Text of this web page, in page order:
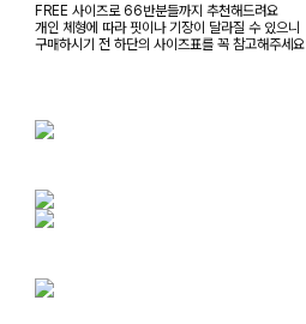
FREE 사이즈로 66반분들까지 추천해드려요
개인 체형에 따라 핏이나 기장이 달라질 수 있으니
구매하시기 전 하단의 사이즈표를 꼭 참고해주세요